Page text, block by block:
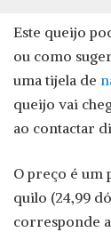
Este queijo
ou como
uma tijela de
queijo vai
ao contactar
O preço é um
quilo (24,99
corresponde